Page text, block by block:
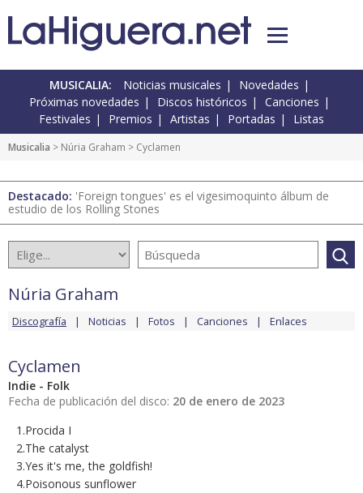
MUSICALIA: Noticias musicales
Novedades
Próximas novedades
Discos históricos
Canciones
Festivales
Premios Artistas Portadas Listas
Musicalia > Núria Graham > Cyclamen
Destacado: 'Foreign tongues' es el vigesimoquinto álbum de
estudio de los Rolling Stones
Núria Graham
Discografía Noticias Fotos Canciones Enlaces
Cyclamen
Indie - Folk
Fecha de publicación del disco: 20 de enero de 2023
1.Procida I
2.The catalyst
3.Yes it's me, the goldfish!
4.Poisonous sunflower